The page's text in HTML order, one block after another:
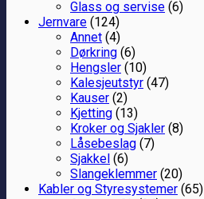
Glass og servise (6)
Jernvare (124)
Annet (4)
Dørkring (6)
Hengsler (10)
Kalesjeutstyr (47)
Kauser (2)
Kjetting (13)
Kroker og Sjakler (8)
Låsebeslag (7)
Sjakkel (6)
Slangeklemmer (20)
Kabler og Styresystemer (65)